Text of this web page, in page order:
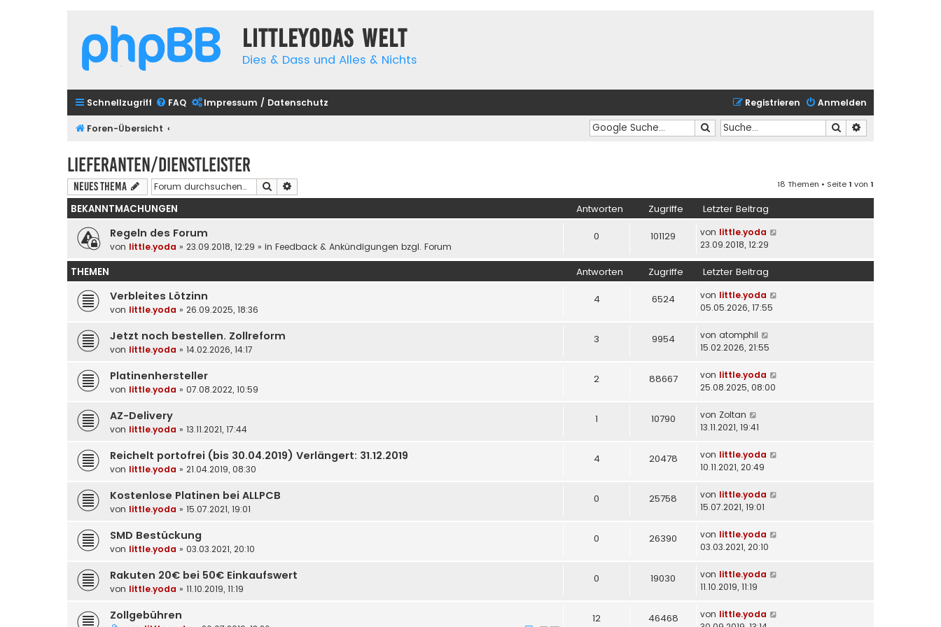
Littleyodas Welt
Dies & Dass und Alles & Nichts
Schnellzugriff FAQ Impressum / Datenschutz Anmelden
Registrieren
Foren-Übersicht Suche
Suche
Lieferanten/Dienstleister
Neues Thema Suche 18 Themen • Seite1 von 1
BEKANNTMACHUNGEN Antworten Zugriffe Letzter Beitrag
Regeln des Forum
von little.yoda » 23.09.2018, 12:29 » in Feedback & Ankündigungen bzgl. Forum
0 101129 von little.yoda
23.09.2018, 12:29
THEMEN Antworten Zugriffe Letzter Beitrag
Verbleites Lötzinn
von little.yoda » 26.09.2025, 18:36
4 6524 von little.yoda
05.05.2026, 17:55
Jetzt noch bestellen. Zollreform
von little.yoda » 14.02.2026, 14:17
3 9954 von atomphil
15.02.2026, 21:55
Platinenhersteller
von little.yoda » 07.08.2022, 10:59
2 88667 von little.yoda
25.08.2025, 08:00
AZ-Delivery
von little.yoda » 13.11.2021, 17:44
1 10790 von Zoltan
13.11.2021, 19:41
Reichelt portofrei (bis 30.04.2019) Verlängert: 31.12.2019
von little.yoda » 21.04.2019, 08:30
4 20478 von little.yoda
10.11.2021, 20:49
Kostenlose Platinen bei ALLPCB
von little.yoda » 15.07.2021, 19:01
0 25758 von little.yoda
15.07.2021, 19:01
SMD Bestückung
von little.yoda » 03.03.2021, 20:10
0 26390 von little.yoda
03.03.2021, 20:10
Rakuten 20€ bei 50€ Einkaufswert
von little.yoda » 11.10.2019, 11:19
0 19030 von little.yoda
11.10.2019, 11:19
Zollgebühren 12 46468 von little.yoda